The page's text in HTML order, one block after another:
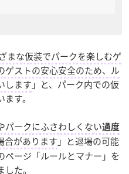
まな仮装でパークを楽しむゲ
ゲストの安心安全のため、ル
します 」と、パーク内での仮
す。
パークにふさわしくない過度
合があります 」と退場の可能
ージ「ルールとマナー」を
た。